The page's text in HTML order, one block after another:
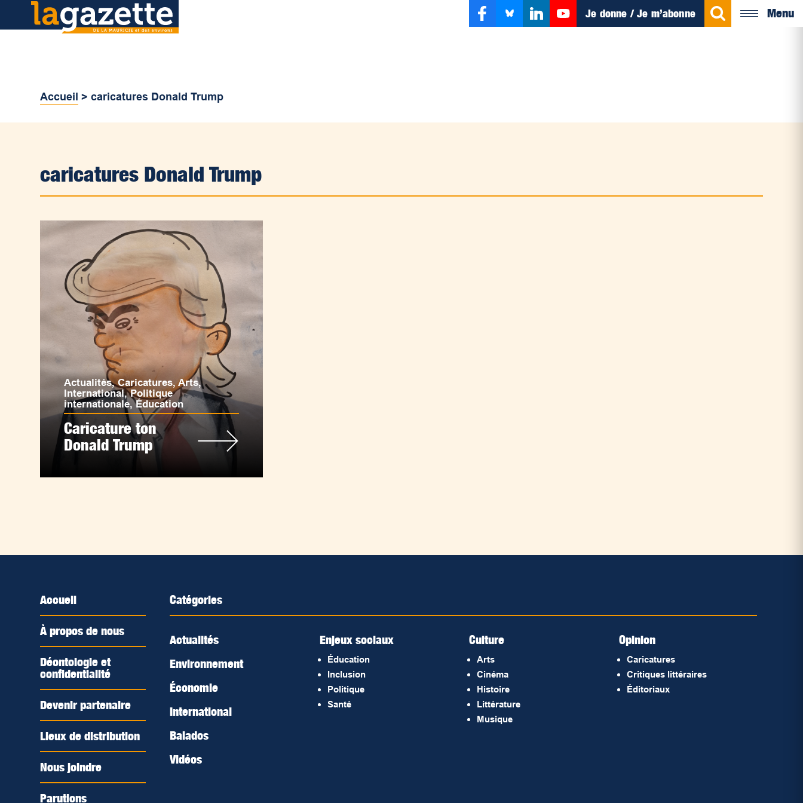
Je donne / Je m’abonne Menu
Accueil >caricatures Donald Trump
caricatures Donald Trump
Actualités,Caricatures,Arts,
International,Politique
internationale,Éducation
Caricature ton
Donald Trump
Accueil
À propos de nous
Déontologie et
confidentialité
Devenir partenaire
Lieux de distribution
Nous joindre
Parutions
Catégories
Actualités
Environnement
Économie
International
Balados
Vidéos
Enjeux sociaux
Éducation
Inclusion
Politique
Santé
Culture
Arts
Cinéma
Histoire
Littérature
Musique
Opinion
Caricatures
Critiques littéraires
Éditoriaux